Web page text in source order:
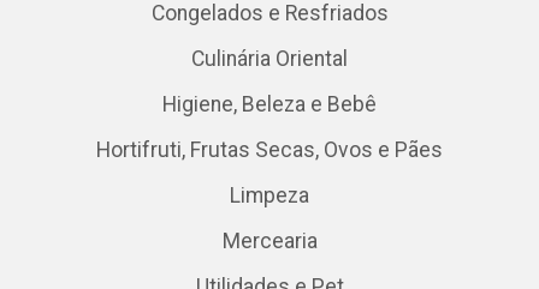
Congelados e Resfriados
Culinária Oriental
Higiene, Beleza e Bebê
Hortifruti, Frutas Secas, Ovos e Pães
Limpeza
Mercearia